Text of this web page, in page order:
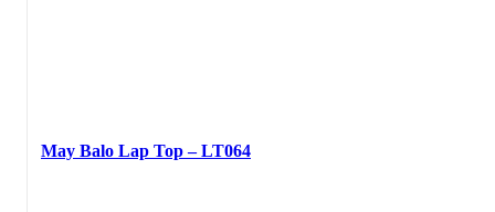
May Balo Lap Top – LT064